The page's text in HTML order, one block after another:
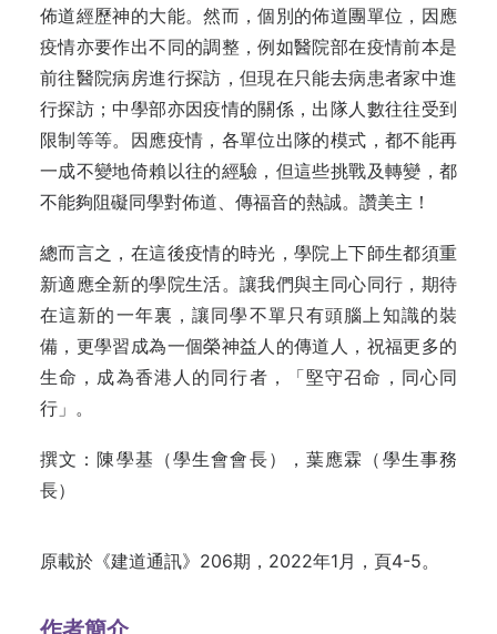
佈道經歷神的大能。然而，個別的佈道團單位，因應
疫情亦要作出不同的調整，例如醫院部在疫情前本是
前往醫院病房進行探訪，但現在只能去病患者家中進
行探訪；中學部亦因疫情的關係，出隊人數往往受到
限制等等。因應疫情，各單位出隊的模式，都不能再
一成不變地倚賴以往的經驗，但這些挑戰及轉變，都
不能夠阻礙同學對佈道、傳福音的熱誠。讚美主！
總而言之，在這後疫情的時光，學院上下師生都須重
新適應全新的學院生活。讓我們與主同心同行，期待
在這新的一年裏，讓同學不單只有頭腦上知識的裝
備，更學習成為一個榮神益人的傳道人，祝福更多的
生命，成為香港人的同行者，「堅守召命，同心同
行」。
撰文：陳學基（學生會會長），葉應霖（學生事務
長）
原載於《建道通訊》206期，2022年1月，頁4-5。